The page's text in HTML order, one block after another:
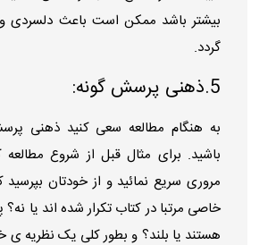
بیشتر باشد ممکن است باعث دلسردی
گردد.
5.ذهنی پرسش گونه:
به هنگام مطالعه سعی کنید ذهنی
باشید. برای مثال قبل از شروع
مروری سریع نمائید و از خودتان بپرسید
خاصی مرتبا در کتاب تکرار شده اند یا نه؟
هستند یا بلند؟ و بطور کلی یک نظریه ی